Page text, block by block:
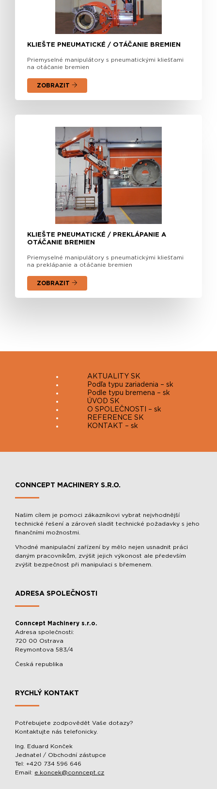
KLIEŠTE PNEUMATICKÉ / OTÁČANIE BREMIEN
Priemyselné manipulátory s pneumatickými kliešťami
na otáčanie bremien
ZOBRAZIT
KLIEŠTE PNEUMATICKÉ / PREKLÁPANIE A
OTÁČANIE BREMIEN
Priemyselné manipulátory s pneumatickými kliešťami
na preklápanie a otáčanie bremien
ZOBRAZIT
AKTUALITY SK
Podľa typu zariadenia – sk
Podle typu bremena – sk
ÚVOD SK
O SPOLEČNOSTI – sk
REFERENCE SK
KONTAKT – sk
CONNCEPT MACHINERY S.R.O.
Našim cílem je pomoci zákazníkovi vybrat nejvhodnější
technické řešení a zároveň sladit technické požadavky s jeho
finančními možnostmi.
Vhodné manipulační zařízení by mělo nejen usnadnit práci
daným pracovníkům, zvýšit jejich výkonost ale především
zvýšit bezpečnost při manipulaci s břemenem.
ADRESA SPOLEČNOSTI
Conncept Machinery s.r.o.
Adresa společnosti:
720 00 Ostrava
Reymontova 583/4
Česká republika
RYCHLÝ KONTAKT
Potřebujete zodpovědět Vaše dotazy?
Kontaktujte nás telefonicky.
Ing. Eduard Konček
Jednatel / Obchodní zástupce
Tel: +420 734 596 646
Email: e.koncek@conncept.cz